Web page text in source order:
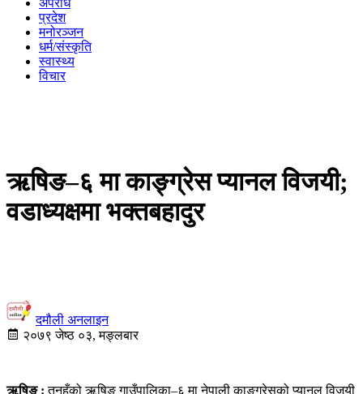
अपराध
प्रदेश
मनोरञ्जन
धर्म/संस्कृति
स्वास्थ्य
विचार
ऋषिङ–६ मा काङ्ग्रेस प्यानल विजयी;
वडाध्यक्षमा भक्तबहादुर
दमौली अनलाइन
२०७९ जेष्ठ ०३, मङ्लबार
ऋषिङ :तनहुँको ऋषिङ गाउँपालिका–६ मा नेपाली काङ्ग्रेसको प्यानल विजयी